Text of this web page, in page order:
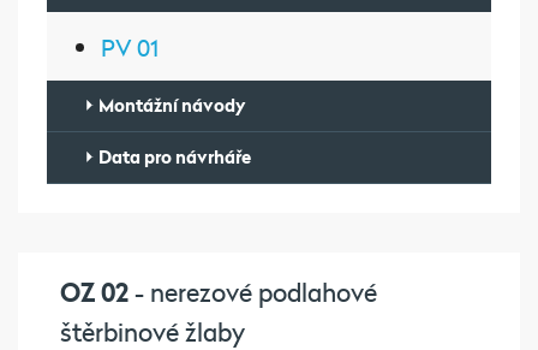
PV 01
Montážní návody
Data pro návrháře
OZ 02- nerezové podlahové
štěrbinové žlaby